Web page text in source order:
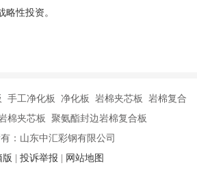
性投资。
手工净化板 净化板 岩棉夹芯板 岩棉复合
棉夹芯板 聚氨酯封边岩棉复合板
：山东中汇彩钢有限公司
版 | 投诉举报 | 网站地图